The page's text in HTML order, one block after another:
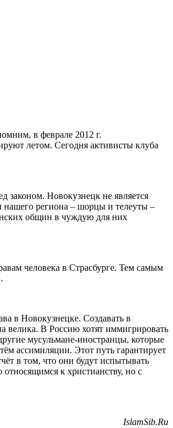
в феврале 2012 г.
летом. Сегодня активисты клуба
законом. Новокузнецк не является
нашего региона – шорцы и телеуты –
общин в чуждую для них
человека в Страсбурге. Тем самым
в Новокузнецке. Создавать в
велика. В Россию хотят иммигрировать
мусульмане-иностранцы, которые
ассимиляции. Этот путь гарантирует
в том, что они будут испытывать
к христианству, но с
IslamSib.Ru